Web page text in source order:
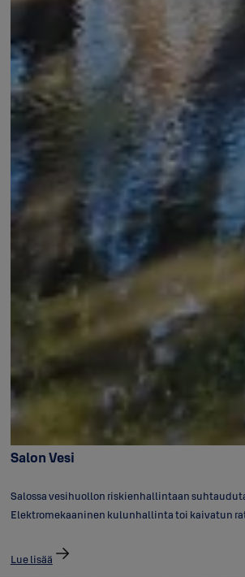
Salon Vesi
Salossa vesihuollon riskienhallintaan
Elektromekaaninen kulunhallinta toi kaivatun
Lue lisää